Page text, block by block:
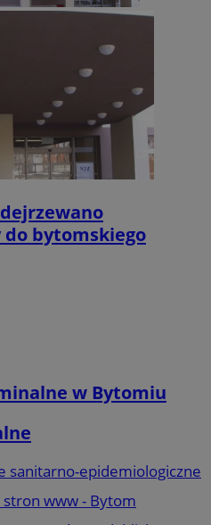
bytomskiego
w Bytomiu
sanitarno-epidemiologiczne
www - Bytom